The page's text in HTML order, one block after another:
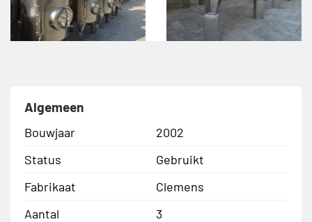
Algemeen
Bouwjaar
2002
Status
Gebruikt
Fabrikaat
Clemens
Aantal
3